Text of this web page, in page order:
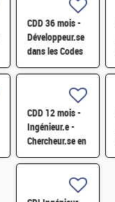
CDD 36 mois -
Développeur.se
dans les Codes
de Traitement
Nucléaires et
Monte-Carlo H/F
CDD 12 mois -
Ingénieur.e -
Chercheur.se en
Matériaux et